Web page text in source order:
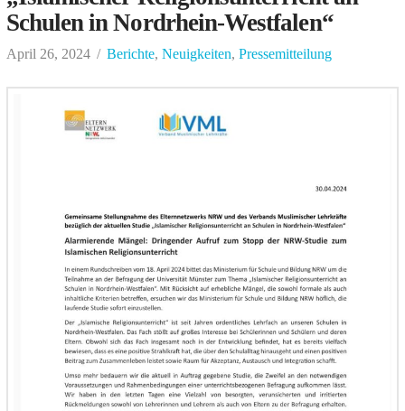
Schulen in Nordrhein-Westfalen“
April 26, 2024 Berichte, Neuigkeiten, Pressemitteilung